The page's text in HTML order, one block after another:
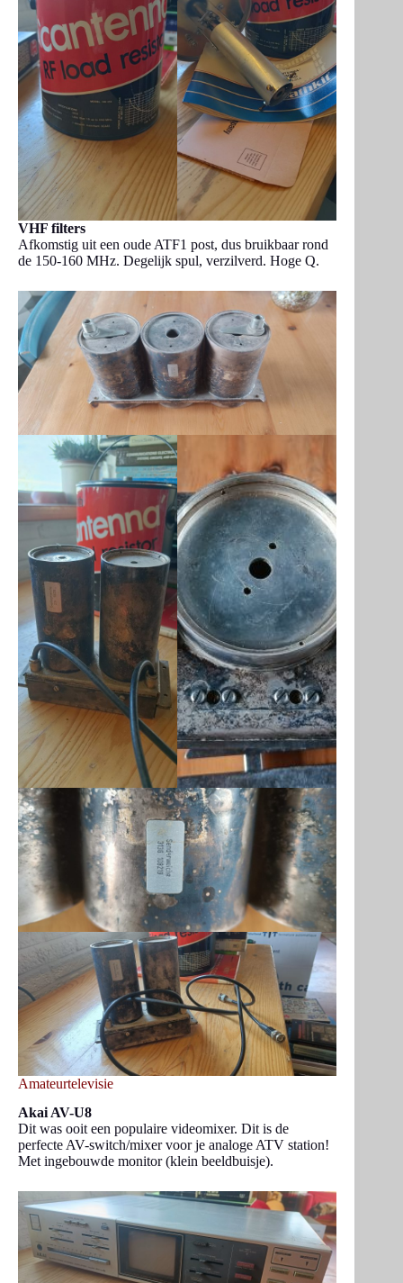
VHF filters
Afkomstig uit een oude ATF1 post, dus bruikbaar rond
de 150-160 MHz. Degelijk spul, verzilverd. Hoge Q.
Amateurtelevisie
Akai AV-U8
Dit was ooit een populaire videomixer. Dit is de
perfecte AV-switch/mixer voor je analoge ATV station!
Met ingebouwde monitor (klein beeldbuisje).